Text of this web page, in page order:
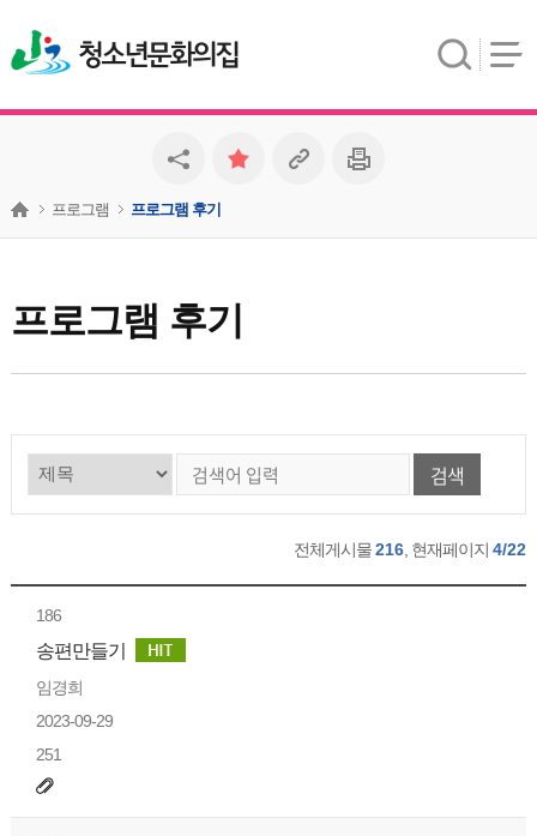
청소년문화의집
프로그램 후기
프로그램 프로그램 후기
검색
전체게시물216 , 현재페이지4/22
186
송편만들기
임경희
2023-09-29
251